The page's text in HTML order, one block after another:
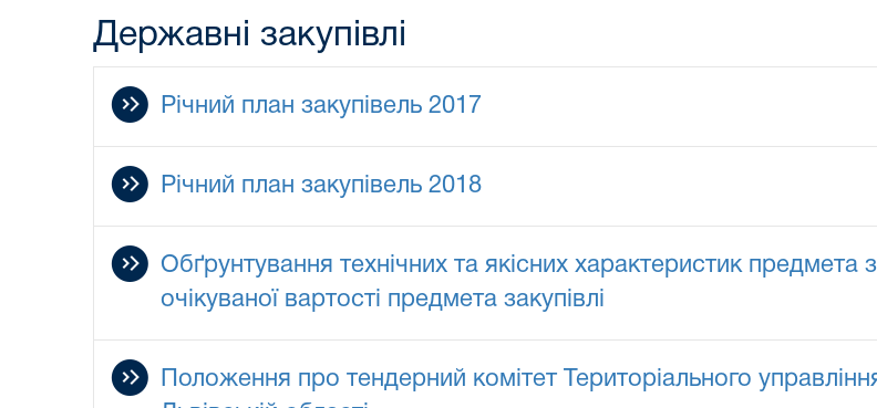
Державні закупівлі
Річний план закупівель 2017
Річний план закупівель 2018
Обґрунтування технічних та якісних характеристик
очікуваної вартості предмета закупівлі
Положення про тендерний комітет Територіального